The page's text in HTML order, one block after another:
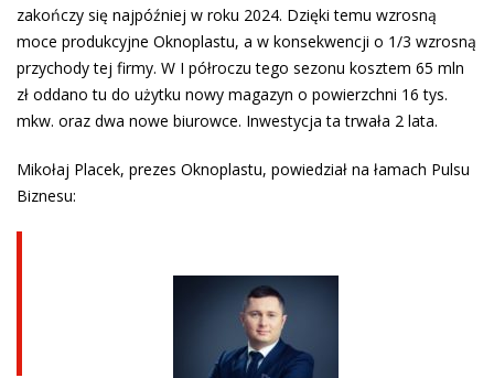
zakończy się najpóźniej w roku 2024. Dzięki temu wzrosną
moce produkcyjne Oknoplastu, a w konsekwencji o 1/3 wzrosną
przychody tej firmy. W I półroczu tego sezonu kosztem 65 mln
zł oddano tu do użytku nowy magazyn o powierzchni 16 tys.
mkw. oraz dwa nowe biurowce. Inwestycja ta trwała 2 lata.
Mikołaj Placek, prezes Oknoplastu, powiedział na łamach Pulsu
Biznesu: